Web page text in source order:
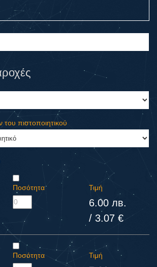
πιστοποιητικού
Ποσότητα Τιμή
6.00 лв.
/ 3.07 €
Ποσότητα Τιμή